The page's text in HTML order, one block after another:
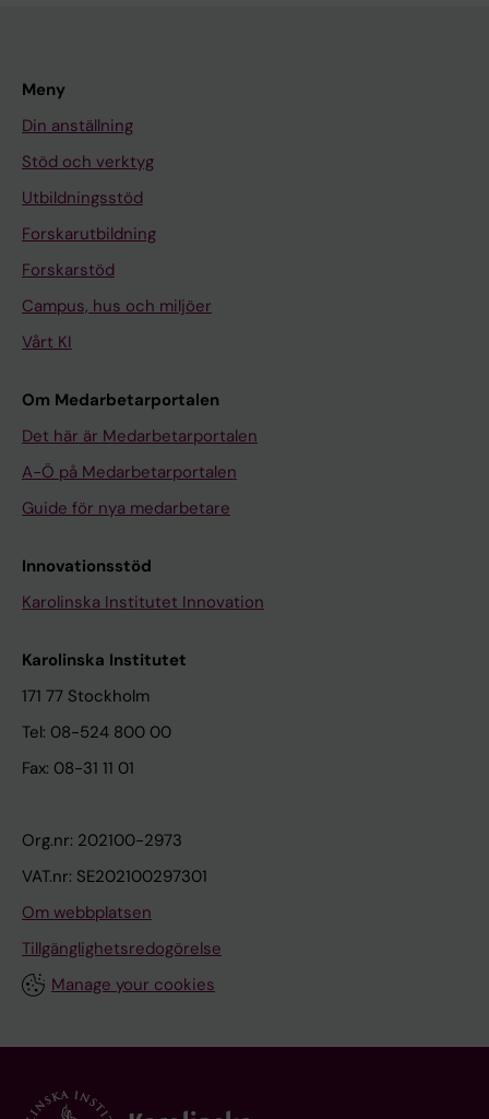
Meny
Din anställning
Stöd och verktyg
Utbildningsstöd
Forskarutbildning
Forskarstöd
Campus, hus och miljöer
Vårt KI
Om Medarbetarportalen
Det här är Medarbetarportalen
A-Ö på Medarbetarportalen
Guide för nya medarbetare
Innovationsstöd
Karolinska Institutet Innovation
Karolinska Institutet
171 77 Stockholm
Tel: 08-524 800 00
Fax: 08-31 11 01
Org.nr: 202100-2973
VAT.nr: SE202100297301
Om webbplatsen
Tillgänglighetsredogörelse
Manage your cookies